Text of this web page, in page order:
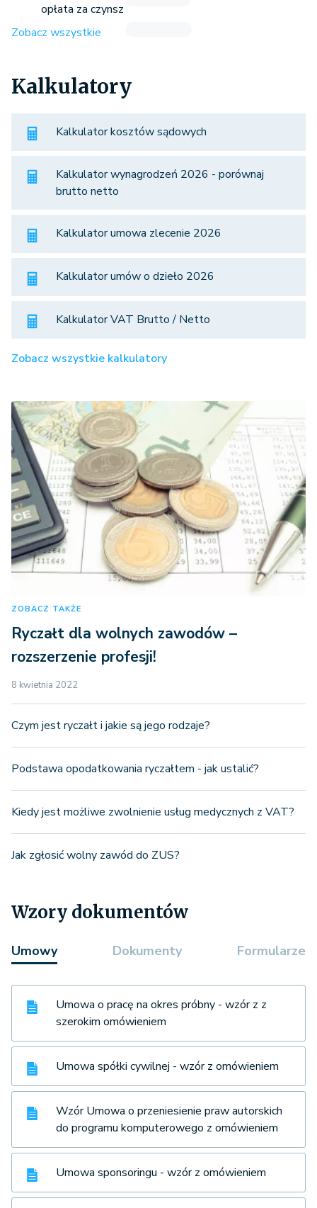
opłata za czynsz
Zobacz wszystkie
Kalkulatory
Kalkulator kosztów sądowych
Kalkulator wynagrodzeń 2026 - porównaj
brutto netto
Kalkulator umowa zlecenie 2026
Kalkulator umów o dzieło 2026
Kalkulator VAT Brutto / Netto
Zobacz wszystkie kalkulatory
ZOBACZ TAKŻE
Ryczałt dla wolnych zawodów –
rozszerzenie profesji!
8 kwietnia 2022
Czym jest ryczałt i jakie są jego rodzaje?
Podstawa opodatkowania ryczałtem - jak ustalić?
Kiedy jest możliwe zwolnienie usług medycznych z VAT?
Jak zgłosić wolny zawód do ZUS?
Wzory dokumentów
Umowy Dokumenty Formularze
Umowa o pracę na okres próbny - wzór z z
szerokim omówieniem
Umowa spółki cywilnej - wzór z omówieniem
Wzór Umowa o przeniesienie praw autorskich
do programu komputerowego z omówieniem
Umowa sponsoringu - wzór z omówieniem